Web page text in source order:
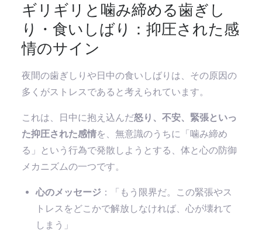
ギリギリと噛み締める歯ぎし
り・食いしばり：抑圧された感
情のサイン
夜間の歯ぎしりや日中の食いしばりは、その原因の
多くがストレスであると考えられています。
これは、日中に抱え込んだ怒り、不安、緊張といっ
た抑圧された感情を、無意識のうちに「噛み締め
る」という行為で発散しようとする、体と心の防御
メカニズムの一つです。
心のメッセージ ：「もう限界だ。この緊張やス
トレスをどこかで解放しなければ、心が壊れて
しまう」